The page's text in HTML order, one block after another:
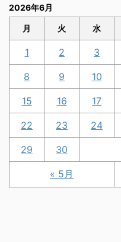
2026年6月
月 火 水
« 5月
1 2 3
8 9 10
15 16 17
22 23 24
29 30